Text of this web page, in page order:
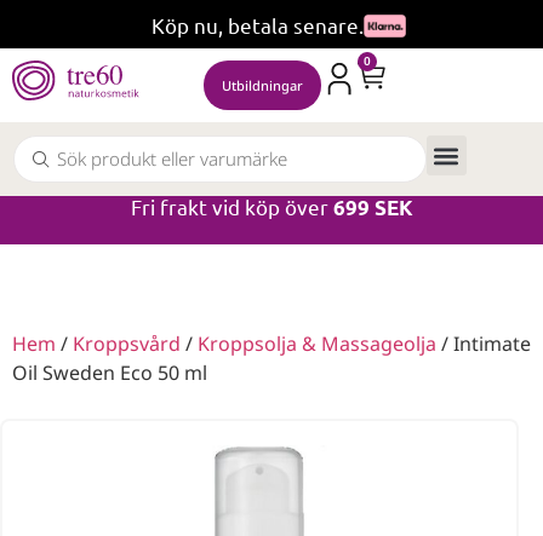
Köp nu, betala senare.
Utbildningar
0
Fri frakt vid köp över699 SEK
Hem / Kroppsvård / Kroppsolja & Massageolja / Intimate
Oil Sweden Eco 50 ml